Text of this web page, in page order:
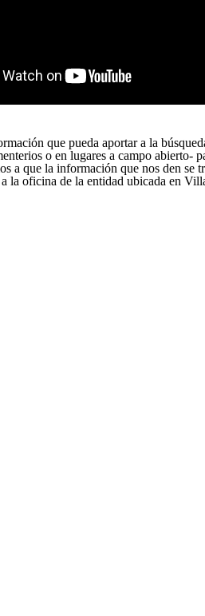
que pueda aportar a la
o en lugares a campo
a que la información que nos den
la oficina de la entidad ubicada en